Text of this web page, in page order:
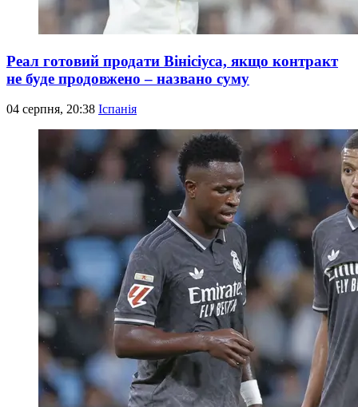
Реал готовий продати Вінісіуса, якщо контракт
не буде продовжено – названо суму
04 серпня, 20:38 Іспанія